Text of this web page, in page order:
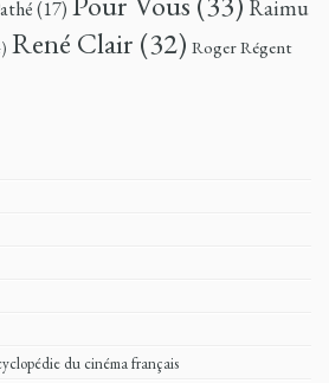
(17)
Raimu
René Clair (32) Roger Régent
du cinéma français